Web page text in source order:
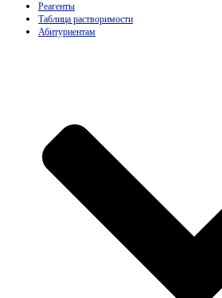
Реагенты
Таблица растворимости
Абитуриентам